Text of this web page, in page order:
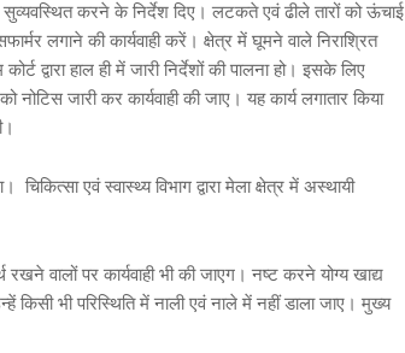
करने के निर्देश दिए। लटकते एवं ढीले तारों को ऊंचाई
लगाने की कार्यवाही करें। क्षेत्र में घूमने वाले निराश्रित
द्वारा हाल ही में जारी निर्देशों की पालना हो। इसके लिए
जारी कर कार्यवाही की जाए। यह कार्य लगातार किया
एवं स्वास्थ्य विभाग द्वारा मेला क्षेत्र में अस्थायी
रखने वालों पर कार्यवाही भी की जाएग। नष्ट करने योग्य खाद्य
किसी भी परिस्थिति में नाली एवं नाले में नहीं डाला जाए। मुख्य